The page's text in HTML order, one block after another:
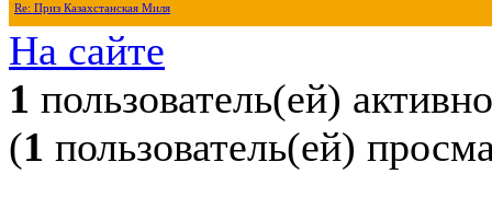
Re: Приз Казахстанская Миля
На сайте
1 пользователь(ей) активно
(1 пользователь(ей)